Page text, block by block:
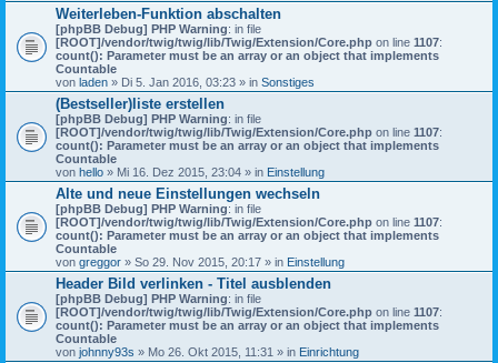
Weiterleben-Funktion abschalten
[phpBB Debug] PHP Warning: in file
[ROOT]/vendor/twig/twig/lib/Twig/Extension/Core.php on line 1107:
count(): Parameter must be an array or an object that implements
Countable
von laden » Di 5. Jan 2016, 03:23 » in Sonstiges
(Bestseller)liste erstellen
[phpBB Debug] PHP Warning: in file
[ROOT]/vendor/twig/twig/lib/Twig/Extension/Core.php on line 1107:
count(): Parameter must be an array or an object that implements
Countable
von hello » Mi 16. Dez 2015, 23:04 » in Einstellung
Alte und neue Einstellungen wechseln
[phpBB Debug] PHP Warning: in file
[ROOT]/vendor/twig/twig/lib/Twig/Extension/Core.php on line 1107:
count(): Parameter must be an array or an object that implements
Countable
von greggor » So 29. Nov 2015, 20:17 » in Einstellung
Header Bild verlinken - Titel ausblenden
[phpBB Debug] PHP Warning: in file
[ROOT]/vendor/twig/twig/lib/Twig/Extension/Core.php on line 1107:
count(): Parameter must be an array or an object that implements
Countable
von johnny93s » Mo 26. Okt 2015, 11:31 » in Einrichtung